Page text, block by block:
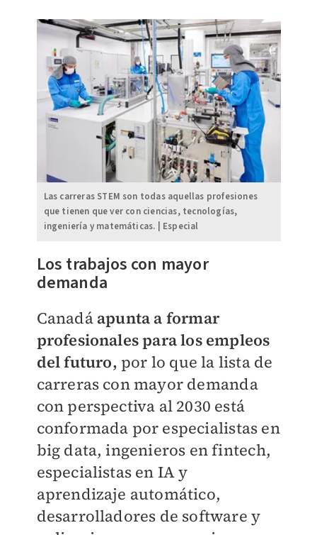
Las carreras STEM son todas aquellas profesiones
que tienen que ver con ciencias, tecnologías,
ingeniería y matemáticas. | Especial
Los trabajos con mayor
demanda
Canadá apunta a formar
profesionales para los empleos
del futuro, por lo que la lista de
carreras con mayor demanda
con perspectiva al 2030 está
conformada por especialistas en
big data, ingenieros en fintech,
especialistas en IA y
aprendizaje automático,
desarrolladores de software y